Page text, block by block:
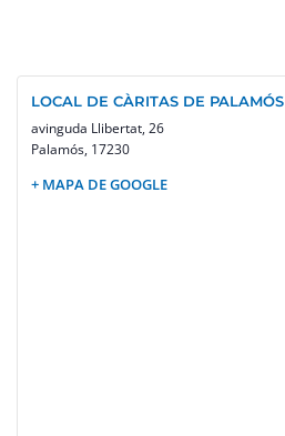
LOCAL DE CÀRITAS DE PALAMÓS
avinguda Llibertat, 26
Palamós, 17230
+ MAPA DE GOOGLE